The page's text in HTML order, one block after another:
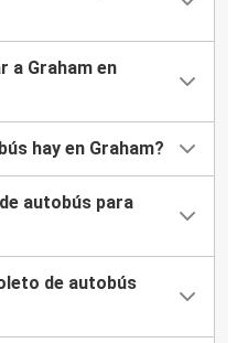
a Graham en
hay en Graham?
autobús para
de autobús